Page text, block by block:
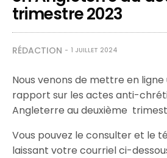
trimestre 2023
RÉDACTION 1 JUILLET 2024
Nous venons de mettre en ligne
rapport sur les actes anti-
Angleterre au deuxième
Vous pouvez le consulter et le
laissant votre courriel ci-